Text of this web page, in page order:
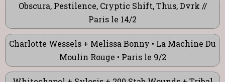
Obscura, Pestilence, Cryptic Shift, Thus, Dvrk //
Paris le 14/2
Charlotte Wessels + Melissa Bonny • La Machine Du
Moulin Rouge • Paris le 9/2